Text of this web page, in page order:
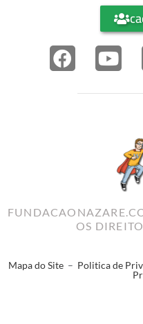
OS
Mapa do Site – Politica de